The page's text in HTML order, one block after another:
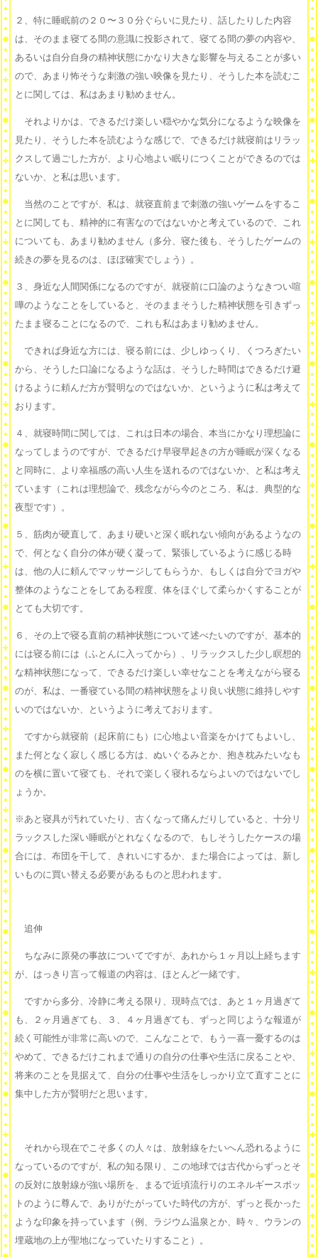
２、特に睡眠前の２０〜３０分ぐらいに見たり、話したりした内容
は、そのまま寝てる間の意識に投影されて、寝てる間の夢の内容や、
あるいは自分自身の精神状態にかなり大きな影響を与えることが多い
ので、あまり怖そうな刺激の強い映像を見たり、そうした本を読むこ
とに関しては、私はあまり勧めません。
それよりかは、できるだけ楽しい穏やかな気分になるような映像を
見たり、そうした本を読むような感じで、できるだけ就寝前はリラッ
クスして過ごした方が、より心地よい眠りにつくことができるのでは
ないか、と私は思います。
当然のことですが、私は、就寝直前まで刺激の強いゲームをするこ
とに関しても、精神的に有害なのではないかと考えているので、これ
についても、あまり勧めません（多分、寝た後も、そうしたゲームの
続きの夢を見るのは、ほぼ確実でしょう）。
３、身近な人間関係になるのですが、就寝前に口論のようなきつい喧
嘩のようなことをしていると、そのままそうした精神状態を引きずっ
たまま寝ることになるので、これも私はあまり勧めません。
できれば身近な方には、寝る前には、少しゆっくり、くつろぎたい
から、そうした口論になるような話は、そうした時間はできるだけ避
けるように頼んだ方が賢明なのではないか、というように私は考えて
おります。
４、就寝時間に関しては、これは日本の場合、本当にかなり理想論に
なってしまうのですが、できるだけ早寝早起きの方が睡眠が深くなる
と同時に、より幸福感の高い人生を送れるのではないか、と私は考え
ています（これは理想論で、残念ながら今のところ、私は、典型的な
夜型です）。
５、筋肉が硬直して、あまり硬いと深く眠れない傾向があるようなの
で、何となく自分の体が硬く凝って、緊張しているように感じる時
は、他の人に頼んでマッサージしてもらうか、もしくは自分でヨガや
整体のようなことをしてある程度、体をほぐして柔らかくすることが
とても大切です。
６、その上で寝る直前の精神状態について述べたいのですが、基本的
には寝る前には（ふとんに入ってから）、リラックスした少し瞑想的
な精神状態になって、できるだけ楽しい幸せなことを考えながら寝る
のが、私は、一番寝ている間の精神状態をより良い状態に維持しやす
いのではないか、というように考えております。
ですから就寝前（起床前にも）に心地よい音楽をかけてもよいし、
また何となく寂しく感じる方は、ぬいぐるみとか、抱き枕みたいなも
のを横に置いて寝ても、それで楽しく寝れるならよいのではないでし
ょうか。
※あと寝具が汚れていたり、古くなって痛んだりしていると、十分リ
ラックスした深い睡眠がとれなくなるので、もしそうしたケースの場
合には、布団を干して、きれいにするか、また場合によっては、新し
いものに買い替える必要があるものと思われます。
追伸
ちなみに原発の事故についてですが、あれから１ヶ月以上経ちます
が、はっきり言って報道の内容は、ほとんど一緒です。
ですから多分、冷静に考える限り、現時点では、あと１ヶ月過ぎて
も、２ヶ月過ぎても、３、４ヶ月過ぎても、ずっと同じような報道が
続く可能性が非常に高いので、こんなことで、もう一喜一憂するのは
やめて、できるだけこれまで通りの自分の仕事や生活に戻ることや、
将来のことを見据えて、自分の仕事や生活をしっかり立て直すことに
集中した方が賢明だと思います。
それから現在でこそ多くの人々は、放射線をたいへん恐れるように
なっているのですが、私の知る限り、この地球では古代からずっとそ
の反対に放射線が強い場所を、まるで近頃流行りのエネルギースポッ
トのように尊んで、ありがたがっていた時代の方が、ずっと長かった
ような印象を持っています（例、ラジウム温泉とか、時々、ウランの
埋蔵地の上が聖地になっていたりすること）。